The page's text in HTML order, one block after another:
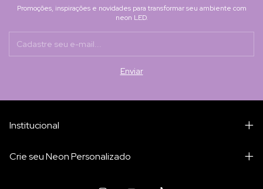
Promoções, inspirações e novidades para transformar seu ambiente com
neon LED.
Institucional
Crie seu Neon Personalizado